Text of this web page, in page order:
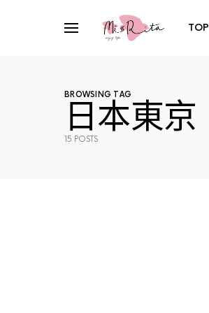
TOP
BROWSING TAG
日本東京
15 POSTS